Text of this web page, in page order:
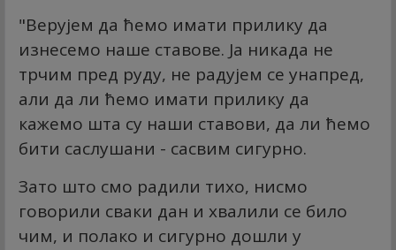
"Верујем да ћемо имати прилику да
изнесемо наше ставове. Ја никада не
трчим пред руду, не радујем се унапред,
али да ли ћемо имати прилику да
кажемо шта су наши ставови, да ли ћемо
бити саслушани - сасвим сигурно.
Зато што смо радили тихо, нисмо
говорили сваки дан и хвалили се било
чим, и полако и сигурно дошли у